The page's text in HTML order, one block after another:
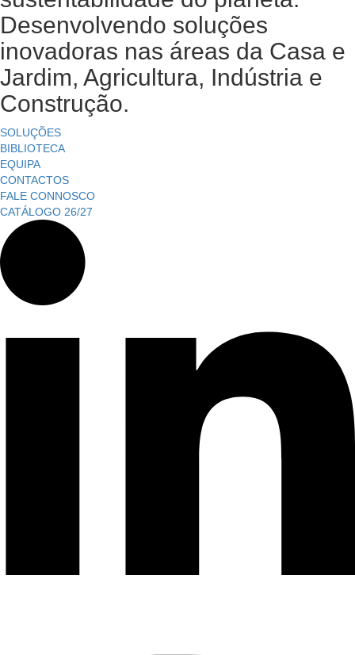
Desenvolvendo soluções
inovadoras nas áreas da Casa e
Jardim, Agricultura, Indústria e
Construção.
SOLUÇÕES
BIBLIOTECA
EQUIPA
CONTACTOS
FALE CONNOSCO
CATÁLOGO 26/27